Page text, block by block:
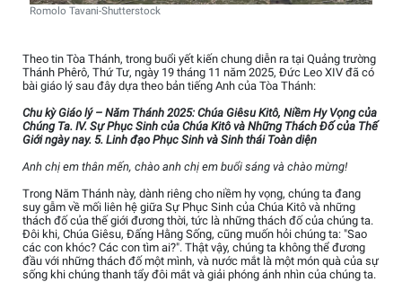
Romolo Tavani-Shutterstock
Theo tin Tòa Thánh, trong buổi yết kiến chung diễn ra tại Quảng trường
Thánh Phêrô, Thứ Tư, ngày 19 tháng 11 năm 2025, Đức Leo XIV đã có
bài giáo lý sau đây dựa theo bản tiếng Anh của Tòa Thánh:
Chu kỳ Giáo lý – Năm Thánh 2025: Chúa Giêsu Kitô, Niềm Hy Vọng của
Chúng Ta. IV. Sự Phục Sinh của Chúa Kitô và Những Thách Đố của Thế
Giới ngày nay. 5. Linh đạo Phục Sinh và Sinh thái Toàn diện
Anh chị em thân mến, chào anh chị em buổi sáng và chào mừng!
Trong Năm Thánh này, dành riêng cho niềm hy vọng, chúng ta đang
suy gẫm về mối liên hệ giữa Sự Phục Sinh của Chúa Kitô và những
thách đố của thế giới đương thời, tức là những thách đố của chúng ta.
Đôi khi, Chúa Giêsu, Đấng Hằng Sống, cũng muốn hỏi chúng ta: "Sao
các con khóc? Các con tìm ai?". Thật vậy, chúng ta không thể đương
đầu với những thách đố một mình, và nước mắt là một món quà của sự
sống khi chúng thanh tẩy đôi mắt và giải phóng ánh nhìn của chúng ta.